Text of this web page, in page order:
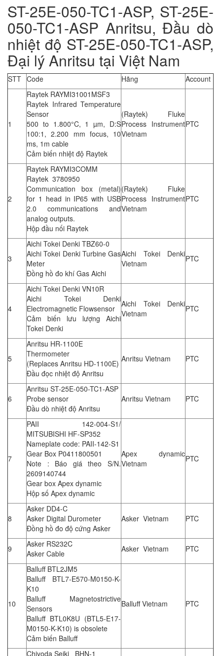
ST-25E-050-TC1-ASP, ST-25E-
050-TC1-ASP Anritsu, Đầu dò
nhiệt độ ST-25E-050-TC1-ASP,
Đại lý Anritsu tại Việt Nam
STT Code Hãng Account
1
Raytek RAYMI31001MSF3
Raytek Infrared Temperature
Sensor
500 to 1.800°C, 1 µm, D:S
100:1, 2.200 mm focus, 10
ms, 1m cable
Cảm biến nhiệt độ Raytek
(Raytek) Fluke
Process Instrument
Vietnam
PTC
2
Raytek RAYMI3COMM
Raytek 3780950
Communication box (metal)
for 1 head in IP65 with USB
2.0 communications and
analog outputs.
Hộp đầu nối Raytek
(Raytek) Fluke
Process Instrument
Vietnam
PTC
3
Aichi Tokei Denki TBZ60-0
Aichi Tokei Denki Turbine Gas
Meter
Đồng hồ đo khí Gas Aichi
Aichi Tokei Denki
Vietnam
PTC
4
Aichi Tokei Denki VN10R
Aichi Tokei Denki
Electromagnetic Flowsensor
Cảm biến lưu lượng Aichi
Tokei Denki
Aichi Tokei Denki
Vietnam
PTC
5
Anritsu HR-1100E
Thermometer
(Replaces Anritsu HD-1100E)
Đầu đọc nhiệt độ Anritsu
Anritsu Vietnam PTC
6
Anritsu ST-25E-050-TC1-ASP
Probe sensor
Đầu dò nhiệt độ Anritsu
Anritsu Vietnam PTC
7
PAII 142-004-S1/
MITSUBISHI HF-SP352
Nameplate code: PAII-142-S1
Gear Box P0411800501
Note : Báo giá theo S/N.
2609140744
Gear box Apex dynamic
Hộp số Apex dynamic
Apex dynamic
Vietnam
PTC
8
Asker DD4-C
Asker Digital Durometer
Đồng hồ đo độ cứng Asker
Asker Vietnam PTC
9
Asker RS232C
Asker Cable
Asker Vietnam PTC
10
Balluff BTL2JM5
Balluff BTL7-E570-M0150-K-
K10
Balluff Magnetostrictive
Sensors
Balluff BTL0K8U (BTL5-E17-
M0150-K-K10) is obsolete
Cảm biến Balluff
Balluff Vietnam PTC
Chiyoda Seiki BHN-1